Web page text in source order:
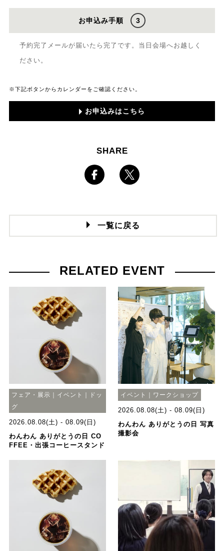
お申込み手順 3
予約完了メールが届いたら完了です。当日会場へお越しく
ださい。
※下記ボタンからカレンダーをご確認ください。
お申込みはこちら
SHARE
一覧に戻る
RELATED EVENT
フェア・展示｜イベント｜ドッ
グ
2026.08.08(土) - 08.09(日)
わんわん ありがとうの日 CO
FFEE・出張コーヒースタンド
イベント｜ワークショップ
2026.08.08(土) - 08.09(日)
わんわん ありがとうの日 写真
撮影会